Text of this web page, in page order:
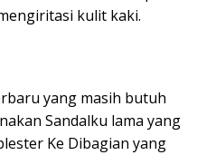
kulit kaki.
yang masih butuh
Sandalku lama yang
Ke Dibagian yang